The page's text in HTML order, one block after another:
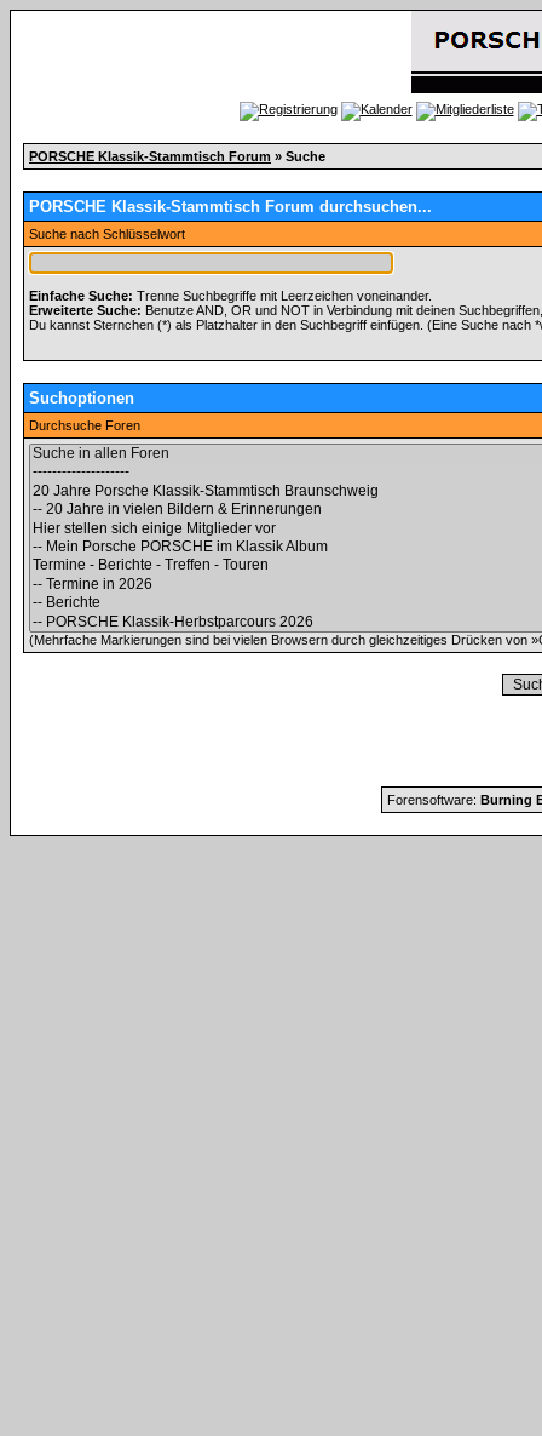
PORSCHE Klassik-Stammtisch Forum » Suche
PORSCHE Klassik-Stammtisch Forum durchsuchen...
Suche nach Schlüsselwort
Einfache Suche: Trenne Suchbegriffe mit Leerzeichen voneinander.
Erweiterte Suche: Benutze AND, OR und NOT in Verbindung mit deinen
Du kannst Sternchen (*) als Platzhalter in den Suchbegriff einfügen. (Eine Suche nach
Suchoptionen
Durchsuche Foren
(Mehrfache Markierungen sind bei vielen Browsern durch gleichzeitiges Drücken von
Forensoftware: Burning